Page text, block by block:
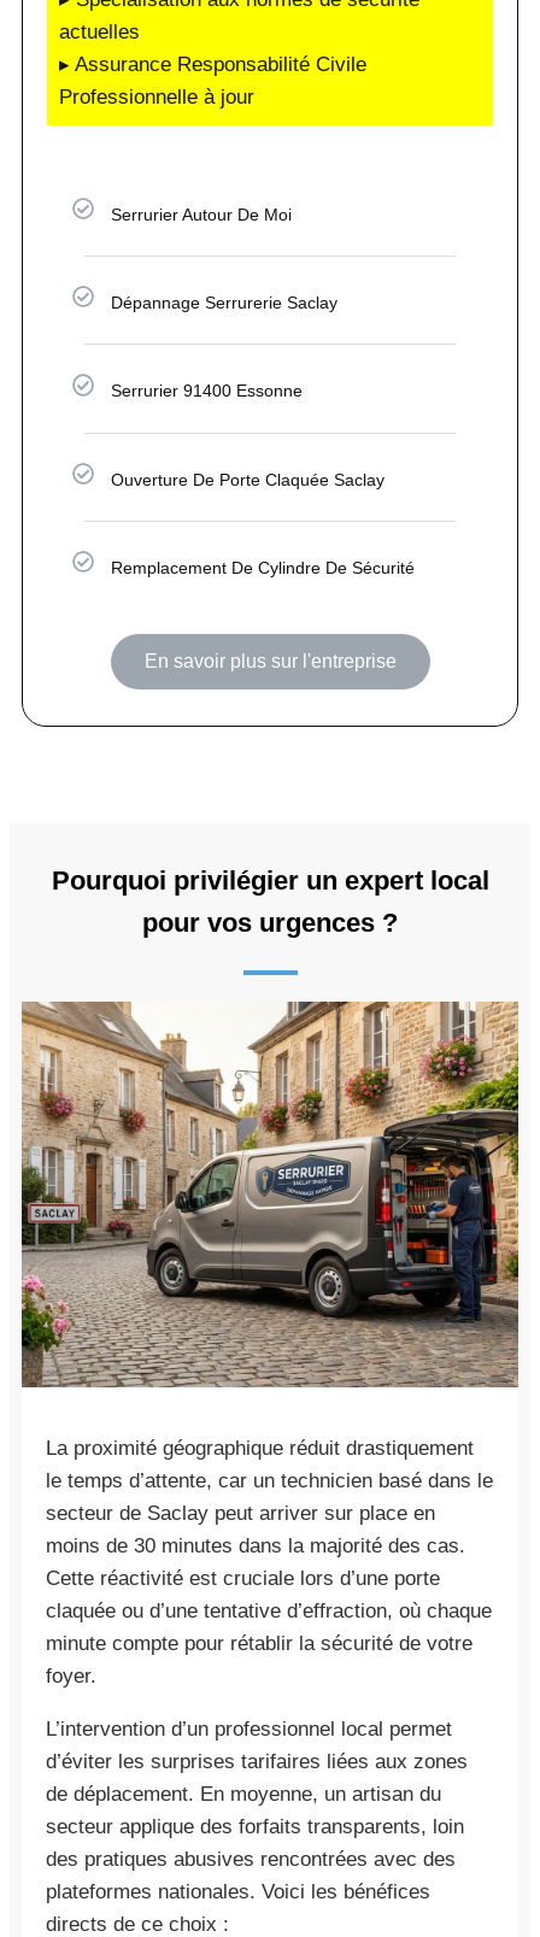
actuelles
▸ Assurance Responsabilité Civile
Professionnelle à jour
Serrurier Autour De Moi
Dépannage Serrurerie Saclay
Serrurier 91400 Essonne
Ouverture De Porte Claquée Saclay
Remplacement De Cylindre De Sécurité
En savoir plus sur l'entreprise
Pourquoi privilégier un expert local
pour vos urgences ?
La proximité géographique réduit drastiquement
le temps d’attente, car un technicien basé dans le
secteur de Saclay peut arriver sur place en
moins de 30 minutes dans la majorité des cas.
Cette réactivité est cruciale lors d’une porte
claquée ou d’une tentative d’effraction, où chaque
minute compte pour rétablir la sécurité de votre
foyer.
L’intervention d’un professionnel local permet
d’éviter les surprises tarifaires liées aux zones
de déplacement. En moyenne, un artisan du
secteur applique des forfaits transparents, loin
des pratiques abusives rencontrées avec des
plateformes nationales. Voici les bénéfices
directs de ce choix :